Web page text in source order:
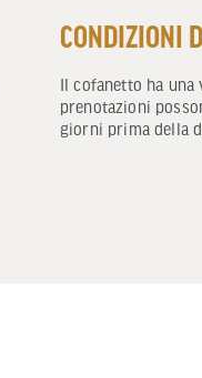
CONDIZIONI
Il cofanetto ha una
prenotazioni
giorni prima della